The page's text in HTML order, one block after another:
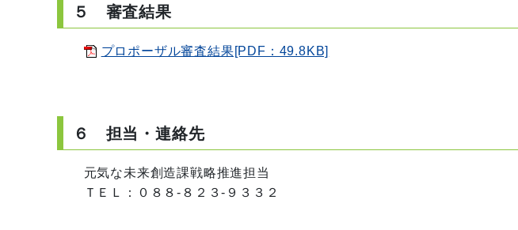
５ 審査結果
プロポーザル審査結果[PDF：49.8KB]
６ 担当・連絡先
元気な未来創造課戦略推進担当
ＴＥＬ：０８８‐８２３‐９３３２